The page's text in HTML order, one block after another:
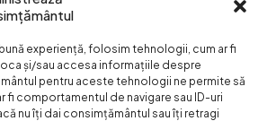
experiență, folosim tehnologii, cum ar fi
și/sau accesa informațiile despre
pentru aceste tehnologii ne permite să
fi comportamentul de navigare sau ID-uri
nu îți dai consimțământul sau îți retragi